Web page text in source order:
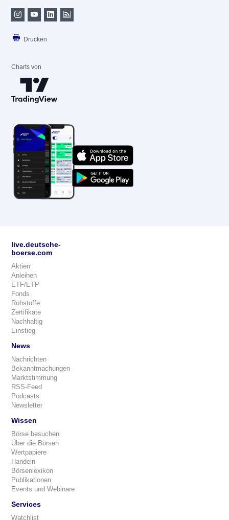
Drucken
Charts von
live.deutsche-
boerse.com
Aktien
Anleihen
ETF/ETP
Fonds
Rohstoffe
Zertifikate
Nachhaltig
Einstieg
News
Nachrichten
Bekanntmachungen
Marktstimmung
RSS-Feed
Podcasts
Newsletter
Wissen
Börse besuchen
Über die Börsen
Wertpapiere
Handeln
Börsenlexikon
Publikationen
Events und Webinare
Services
Watchlist